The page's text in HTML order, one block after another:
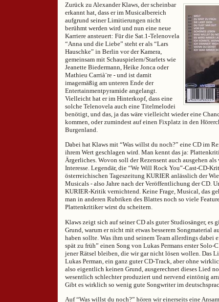
Zurück zu Alexander Klaws, der scheinbar
erkannt hat, dass er im Musicalbereich
aufgrund seiner Limitierungen nicht
berühmt werden wird und nun eine neue
Karriere ansteuert: Für die Sat.1-Telenovela
“Anna und die Liebe” steht er als “Lars
Hauschke” in Berlin vor der Kamera,
gemeinsam mit Schauspielern/Starlets wie
Jeanette Biedermann, Heike Jonca oder
Mathieu Carrià¨re - und ist damit
imagemäßig am unteren Ende der
Entertainmentpyramide angelangt.
Vielleicht hat er im Hinterkopf, dass eine
solche Telenovela auch eine Titelmelodei
benötigt, und das, ja das wäre vielleicht wieder eine
kommen, oder zumindest auf einen Fixplatz in den
Burgenland.
Dabei hat Klaws mit “Was willst du noch?” eine CD im
ihrem Wert geschlagen wird. Man kennt das ja:
Ärgerliches. Wovon soll der Rezensent auch ausgehen
Interesse. Legendär, die “We Will Rock You”-Cast-CD-
österreichischen Tageszeitung KURIER anlässlich der
Musicals - also Jahre nach der Veröffentlichung der CD.
KURIER-Kritik vernichtend. Keine Frage, Musical, das
man in anderen Rubriken des Blattes noch so viele
Plattenkritiker wirst du scheitern.
Klaws zeigt sich auf seiner CD als guter Studiosänger, es
Grund, warum er nicht mit etwas besserem Songmaterial
haben sollte. Was ihm und seinem Team allerdings dabei
spät zu früh” einen Song von Lukas Permans erster Solo-
jener Rätsel bleiben, die wir gar nicht lösen wollen. Das
Lukas Perman, ein ganz guter CD-Track, aber ohne
also eigentlich keinen Grund, ausgerechnet dieses Lied
wesentlich schlechter produziert und nervend eintönig
Gibt es wirklich so wenig gute Songwriter im
Auf “Was willst du noch?” hören wir einerseits eine